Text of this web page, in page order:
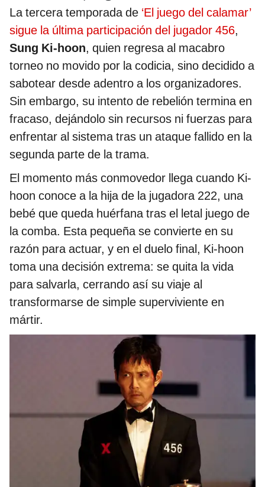
La tercera temporada de ‘El juego del calamar’
sigue la última participación del jugador 456,
Sung Ki-hoon, quien regresa al macabro
torneo no movido por la codicia, sino decidido a
sabotear desde adentro a los organizadores.
Sin embargo, su intento de rebelión termina en
fracaso, dejándolo sin recursos ni fuerzas para
enfrentar al sistema tras un ataque fallido en la
segunda parte de la trama.
El momento más conmovedor llega cuando Ki-
hoon conoce a la hija de la jugadora 222, una
bebé que queda huérfana tras el letal juego de
la comba. Esta pequeña se convierte en su
razón para actuar, y en el duelo final, Ki-hoon
toma una decisión extrema: se quita la vida
para salvarla, cerrando así su viaje al
transformarse de simple superviviente en
mártir.